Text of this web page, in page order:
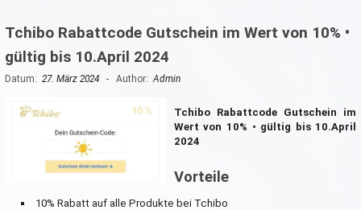
Tchibo Rabattcode Gutschein im Wert von 10% •
gültig bis 10.April 2024
Datum: 27. März 2024- Author:Admin
Tchibo Rabattcode Gutschein im
Wert von 10% • gültig bis 10.April
2024
Vorteile
10% Rabatt auf alle Produkte bei Tchibo